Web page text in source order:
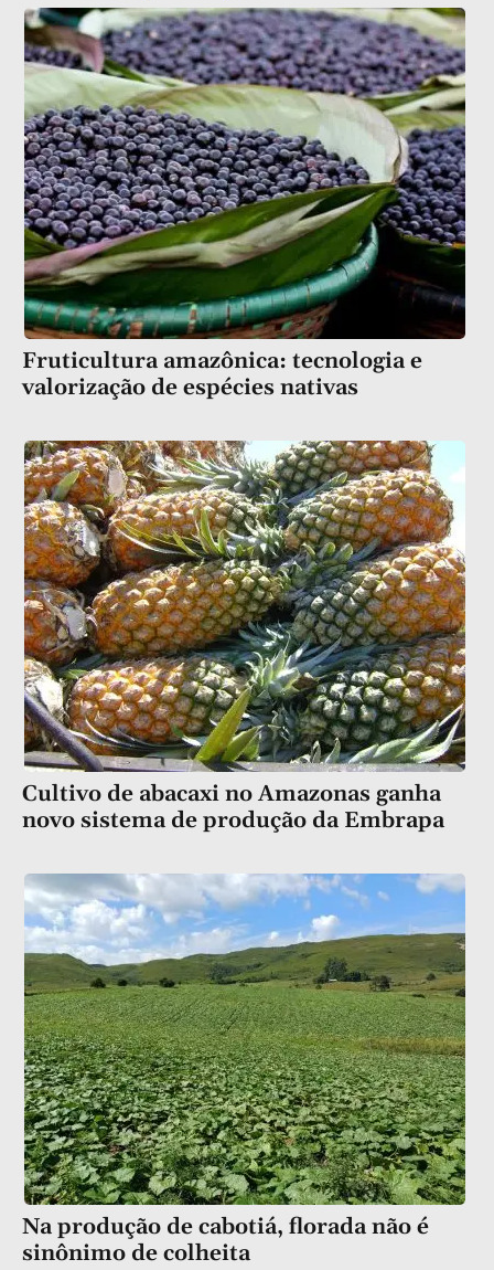
Fruticultura amazônica: tecnologia e
valorização de espécies nativas
Cultivo de abacaxi no Amazonas ganha
novo sistema de produção da Embrapa
Na produção de cabotiá, florada não é
sinônimo de colheita